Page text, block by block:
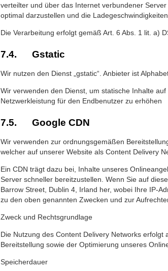
verteilter und über das Internet verbundener
optimal darzustellen und die
Die Verarbeitung erfolgt gemäß Art. 6 Abs. 1 lit. a)
7.4. Gstatic
Wir nutzen den Dienst „gstatic“. Anbieter ist
Wir verwenden den Dienst, um statische Inhalte
Netzwerkleistung für den Endbenutzer zu erhöhen
7.5. Google CDN
Wir verwenden zur ordnungsgemäßen
welcher auf unserer Website als Content Delivery
Ein CDN trägt dazu bei, Inhalte unseres
Server schneller bereitzustellen. Wenn Sie auf
Barrow Street, Dublin 4, Irland her, wobei Ihre IP-
zu den oben genannten Zwecken und zur
Zweck und Rechtsgrundlage
Die Nutzung des Content Delivery Networks
Bereitstellung sowie der Optimierung unseres
Speicherdauer